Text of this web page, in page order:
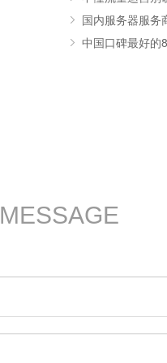
国内服务器服务
中国口碑最好的
MESSAGE